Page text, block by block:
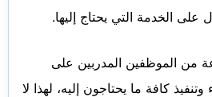
الخدمة التي يحتاج إليها.
من الموظفين المدربين على
وتنفيذ كافة ما يحتاجون إليه، لهذا لا